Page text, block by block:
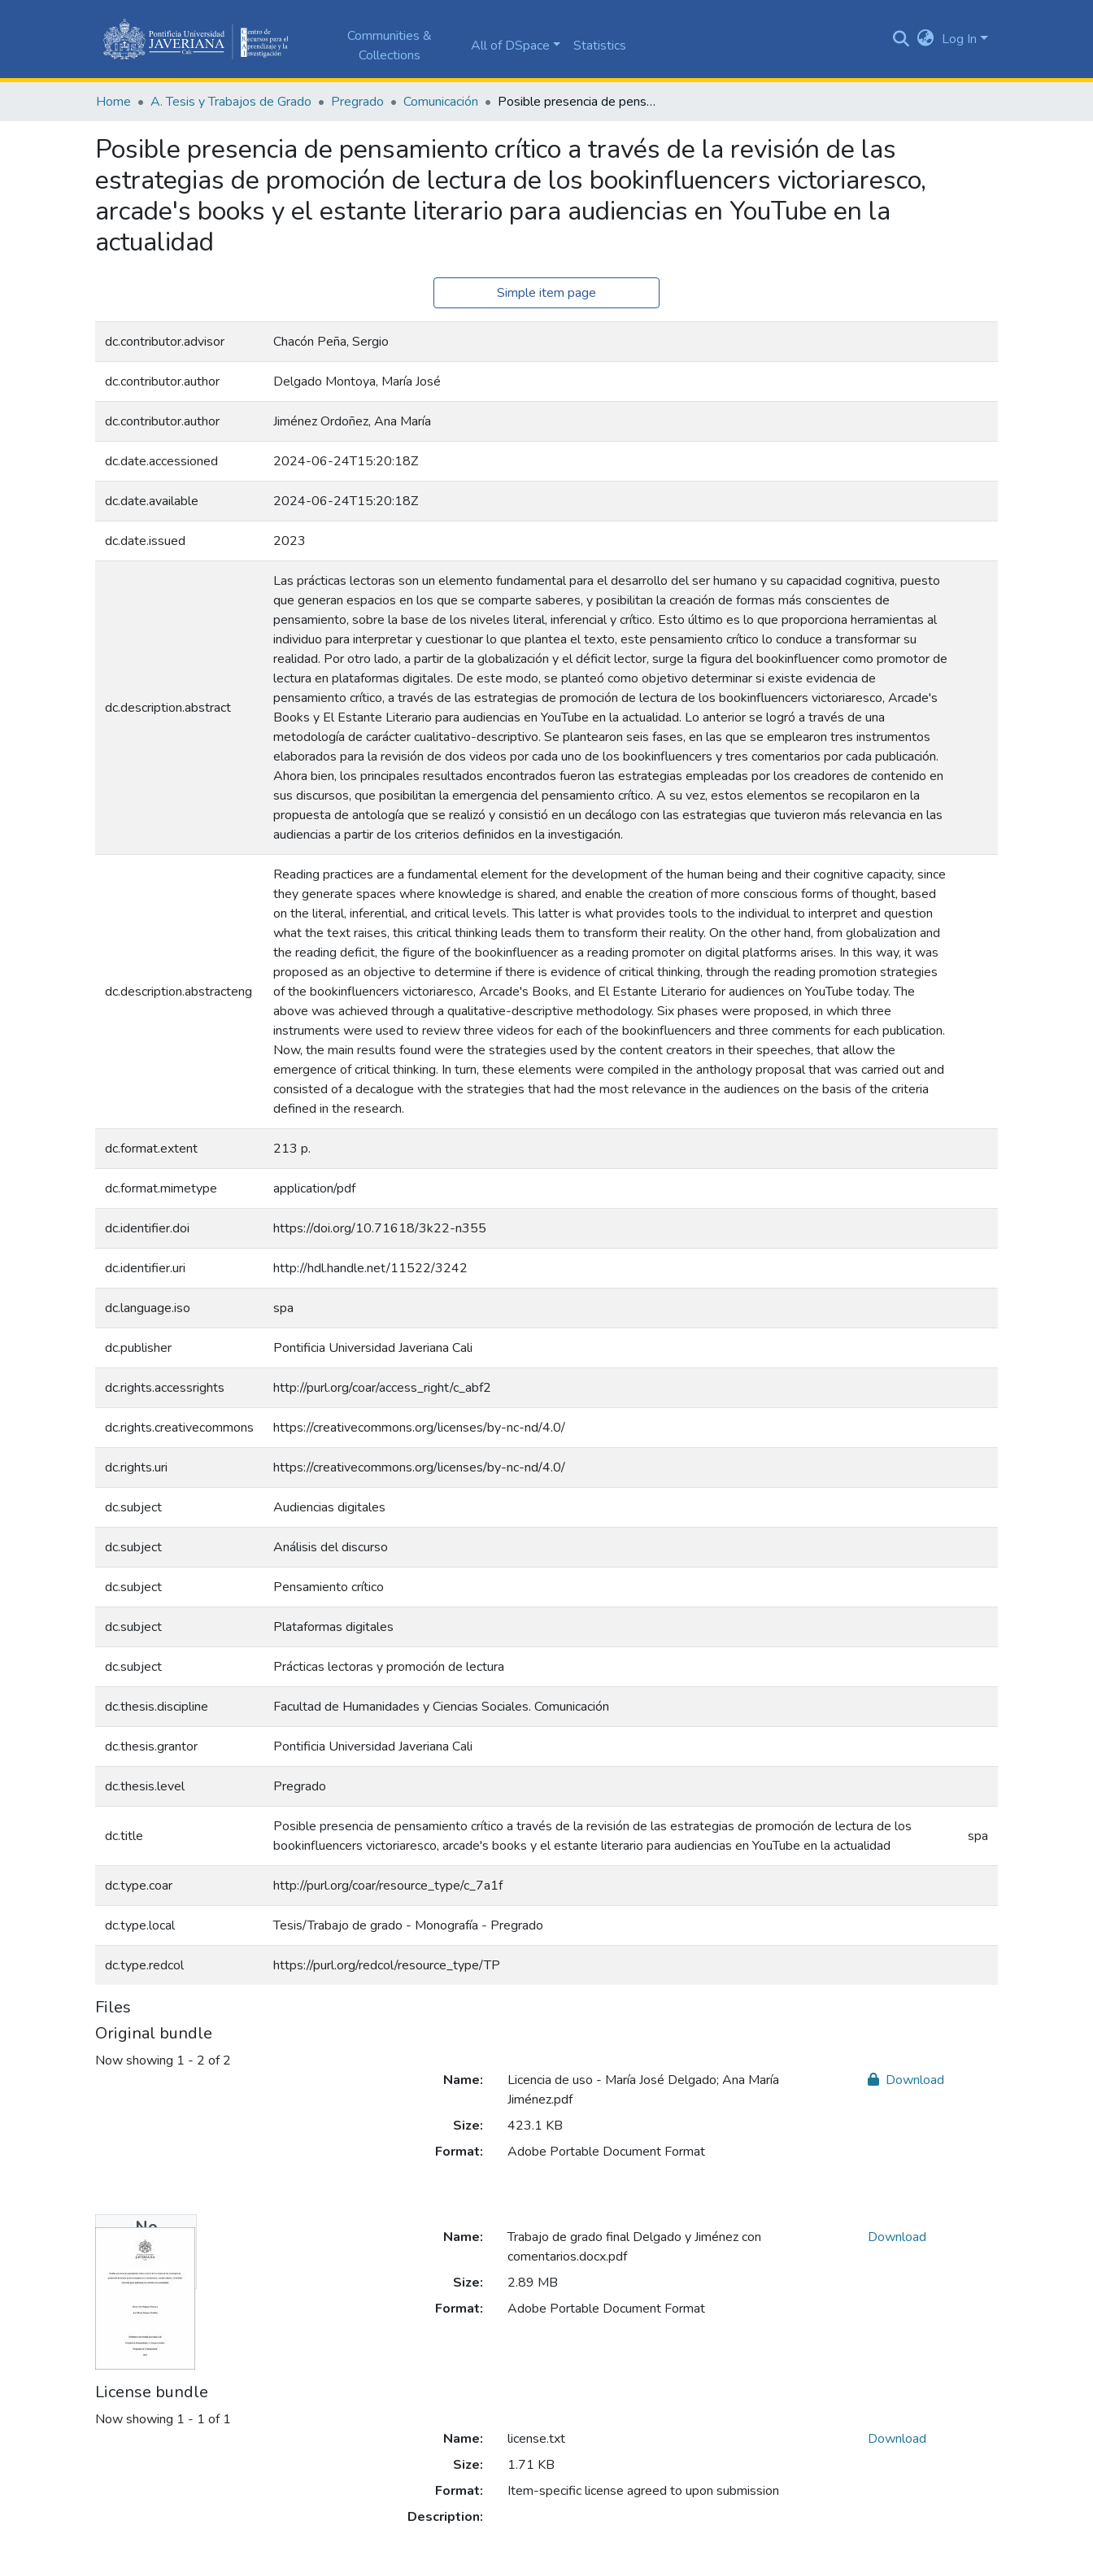
Communities &
Collections
All of DSpace Statistics Log In
Home A. Tesis y Trabajos de Grado Pregrado Comunicación Posible presencia de pensamiento crítico a través de la revisión de las estrategias de promoción de lectura de los bookinfluencers victoriaresco, arcade's books y el estante literario para audiencias en YouTube en la actualidad
Posible presencia de pensamiento crítico a través de la revisión de las
estrategias de promoción de lectura de los bookinfluencers victoriaresco,
arcade's books y el estante literario para audiencias en YouTube en la
actualidad
Simple item page
dc.contributor.advisor Chacón Peña, Sergio
dc.contributor.author Delgado Montoya, María José
dc.contributor.author Jiménez Ordoñez, Ana María
dc.date.accessioned 2024-06-24T15:20:18Z
dc.date.available 2024-06-24T15:20:18Z
dc.date.issued 2023
dc.description.abstract
Las prácticas lectoras son un elemento fundamental para el desarrollo del ser humano y su capacidad cognitiva, puesto
que generan espacios en los que se comparte saberes, y posibilitan la creación de formas más conscientes de
pensamiento, sobre la base de los niveles literal, inferencial y crítico. Esto último es lo que proporciona herramientas al
individuo para interpretar y cuestionar lo que plantea el texto, este pensamiento crítico lo conduce a transformar su
realidad. Por otro lado, a partir de la globalización y el déficit lector, surge la figura del bookinfluencer como promotor de
lectura en plataformas digitales. De este modo, se planteó como objetivo determinar si existe evidencia de
pensamiento crítico, a través de las estrategias de promoción de lectura de los bookinfluencers victoriaresco, Arcade's
Books y El Estante Literario para audiencias en YouTube en la actualidad. Lo anterior se logró a través de una
metodología de carácter cualitativo-descriptivo. Se plantearon seis fases, en las que se emplearon tres instrumentos
elaborados para la revisión de dos videos por cada uno de los bookinfluencers y tres comentarios por cada publicación.
Ahora bien, los principales resultados encontrados fueron las estrategias empleadas por los creadores de contenido en
sus discursos, que posibilitan la emergencia del pensamiento crítico. A su vez, estos elementos se recopilaron en la
propuesta de antología que se realizó y consistió en un decálogo con las estrategias que tuvieron más relevancia en las
audiencias a partir de los criterios definidos en la investigación.
dc.description.abstracteng
Reading practices are a fundamental element for the development of the human being and their cognitive capacity, since
they generate spaces where knowledge is shared, and enable the creation of more conscious forms of thought, based
on the literal, inferential, and critical levels. This latter is what provides tools to the individual to interpret and question
what the text raises, this critical thinking leads them to transform their reality. On the other hand, from globalization and
the reading deficit, the figure of the bookinfluencer as a reading promoter on digital platforms arises. In this way, it was
proposed as an objective to determine if there is evidence of critical thinking, through the reading promotion strategies
of the bookinfluencers victoriaresco, Arcade's Books, and El Estante Literario for audiences on YouTube today. The
above was achieved through a qualitative-descriptive methodology. Six phases were proposed, in which three
instruments were used to review three videos for each of the bookinfluencers and three comments for each publication.
Now, the main results found were the strategies used by the content creators in their speeches, that allow the
emergence of critical thinking. In turn, these elements were compiled in the anthology proposal that was carried out and
consisted of a decalogue with the strategies that had the most relevance in the audiences on the basis of the criteria
defined in the research.
dc.format.extent 213 p.
dc.format.mimetype application/pdf
dc.identifier.doi https://doi.org/10.71618/3k22-n355
dc.identifier.uri http://hdl.handle.net/11522/3242
dc.language.iso spa
dc.publisher Pontificia Universidad Javeriana Cali
dc.rights.accessrights http://purl.org/coar/access_right/c_abf2
dc.rights.creativecommons https://creativecommons.org/licenses/by-nc-nd/4.0/
dc.rights.uri https://creativecommons.org/licenses/by-nc-nd/4.0/
dc.subject Audiencias digitales
dc.subject Análisis del discurso
dc.subject Pensamiento crítico
dc.subject Plataformas digitales
dc.subject Prácticas lectoras y promoción de lectura
dc.thesis.discipline Facultad de Humanidades y Ciencias Sociales. Comunicación
dc.thesis.grantor Pontificia Universidad Javeriana Cali
dc.thesis.level Pregrado
dc.title
Posible presencia de pensamiento crítico a través de la revisión de las estrategias de promoción de lectura de los
bookinfluencers victoriaresco, arcade's books y el estante literario para audiencias en YouTube en la actualidad
spa
dc.type.coar http://purl.org/coar/resource_type/c_7a1f
dc.type.local Tesis/Trabajo de grado - Monografía - Pregrado
dc.type.redcol https://purl.org/redcol/resource_type/TP
Files
Original bundle
Now showing 1 - 2 of 2
No
Thumbnail
Available
Name:
Licencia de uso - María José Delgado; Ana María
Jiménez.pdf
Size:
423.1 KB
Format:
Adobe Portable Document Format
Download
Name:
Trabajo de grado final Delgado y Jiménez con
comentarios.docx.pdf
Size:
2.89 MB
Format:
Adobe Portable Document Format
Download
License bundle
Now showing 1 - 1 of 1
Name:
license.txt
Size:
1.71 KB
Format:
Item-specific license agreed to upon submission
Description:
Download